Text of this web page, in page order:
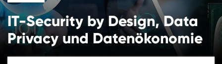
IT-Security by Design, Data
Privacy und Datenökonomie